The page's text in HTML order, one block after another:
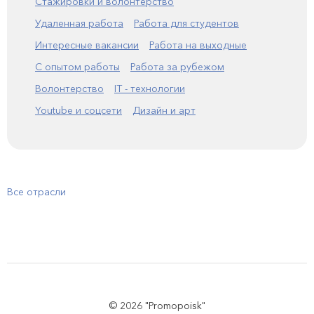
Удаленная работа
Работа для студентов
Интересные вакансии
Работа на выходные
С опытом работы
Работа за рубежом
Волонтерство
IT - технологии
Youtube и соцсети
Дизайн и арт
Все отрасли
© 2026 "Promopoisk"